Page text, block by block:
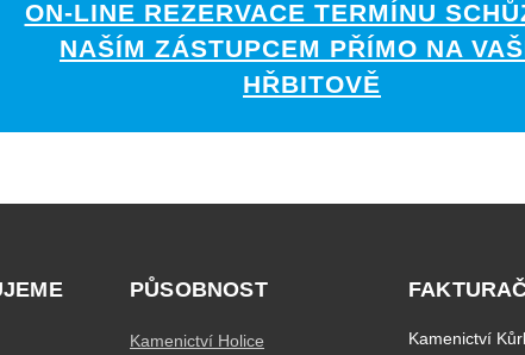
ON-LINE REZERVACE TERMÍNU
NAŠÍM ZÁSTUPCEM PŘÍMO NA
HŘBITOVĚ
PŮSOBNOST
Kamenictví Holice Kamenictví